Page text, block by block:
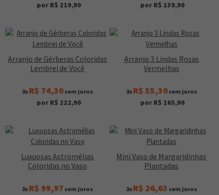
por R$ 219,90 por R$ 139,90
Arranjo de Gérberas Coloridas
Lembrei de Você
3x R$ 74,30 sem juros
por R$ 222,90
Arranjo 3 Lindas Rosas
Vermelhas
3x R$ 55,30sem juros
por R$ 165,90
Luxuosas Astromélias
Coloridas no Vaso
3x R$ 99,97 sem juros
Mini Vaso de Margaridinhas
Plantadas
3x R$ 26,63 sem juros